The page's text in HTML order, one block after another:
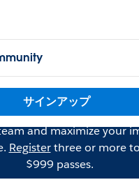
サインアップ
and maximize your
Registerthree or more
$999 passes.